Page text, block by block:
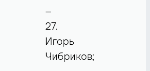
–
27.
Игорь
Чибриков;